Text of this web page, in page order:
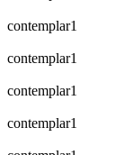
contemplar1
contemplar1
contemplar1
contemplar1